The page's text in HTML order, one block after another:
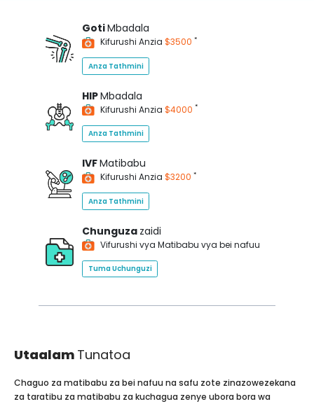
GotiMbadala
Kifurushi Anzia $3500 *
Anza Tathmini
HIPMbadala
Kifurushi Anzia $4000 *
Anza Tathmini
IVFMatibabu
Kifurushi Anzia $3200 *
Anza Tathmini
Chunguza zaidi
Vifurushi vya Matibabu vya bei nafuu
Tuma Uchunguzi
Utaalam Tunatoa
Chaguo za matibabu za bei nafuu na safu zote zinazowezekana
za taratibu za matibabu za kuchagua zenye ubora bora wa